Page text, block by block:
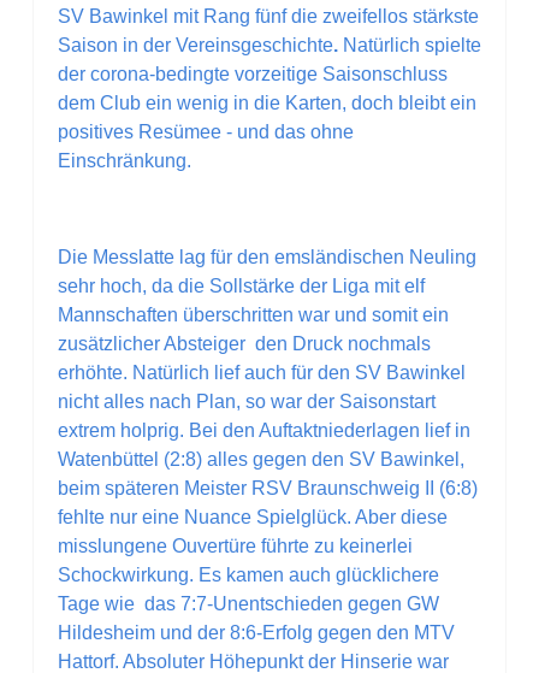
SV Bawinkel mit Rang fünf die zweifellos stärkste
Saison in der Vereinsgeschichte. Natürlich spielte
der corona-bedingte vorzeitige Saisonschluss
dem Club ein wenig in die Karten, doch bleibt ein
positives Resümee - und das ohne
Einschränkung.
Die Messlatte lag für den emsländischen Neuling
sehr hoch, da die Sollstärke der Liga mit elf
Mannschaften überschritten war und somit ein
zusätzlicher Absteiger den Druck nochmals
erhöhte. Natürlich lief auch für den SV Bawinkel
nicht alles nach Plan, so war der Saisonstart
extrem holprig. Bei den Auftaktniederlagen lief in
Watenbüttel (2:8) alles gegen den SV Bawinkel,
beim späteren Meister RSV Braunschweig II (6:8)
fehlte nur eine Nuance Spielglück. Aber diese
misslungene Ouvertüre führte zu keinerlei
Schockwirkung. Es kamen auch glücklichere
Tage wie das 7:7-Unentschieden gegen GW
Hildesheim und der 8:6-Erfolg gegen den MTV
Hattorf. Absoluter Höhepunkt der Hinserie war